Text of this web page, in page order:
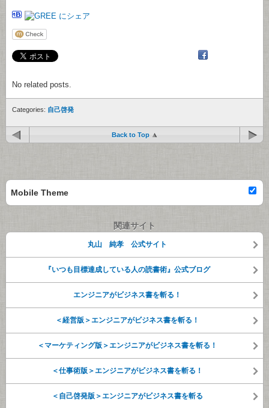
No related posts.
Categories: 自己啓発
Back to Top
Mobile Theme
関連サイト
丸山 純孝 公式サイト
『いつも目標達成している人の読書術』公式ブログ
エンジニアがビジネス書を斬る！
＜経営版＞エンジニアがビジネス書を斬る！
＜マーケティング版＞エンジニアがビジネス書を斬る！
＜仕事術版＞エンジニアがビジネス書を斬る！
＜自己啓発版＞エンジニアがビジネス書を斬る